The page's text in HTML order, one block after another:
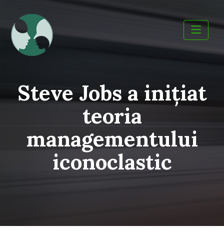
content
Steve Jobs a inițiat
teoria
managementului
iconoclastic